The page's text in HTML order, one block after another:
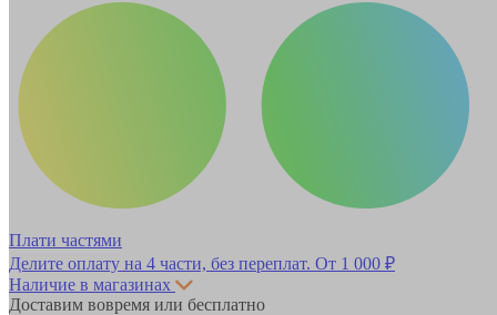
Плати частями
Делите оплату на 4 части, без переплат. От 1 000 ₽
Наличие в магазинах
Доставим вовремя или бесплатно